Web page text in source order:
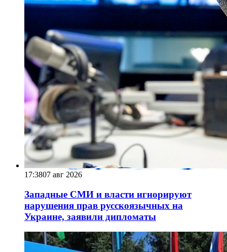
17:3807 авг 2026
Западные СМИ и власти игнорируют
нарушения прав русскоязычных на
Украине, заявили дипломаты